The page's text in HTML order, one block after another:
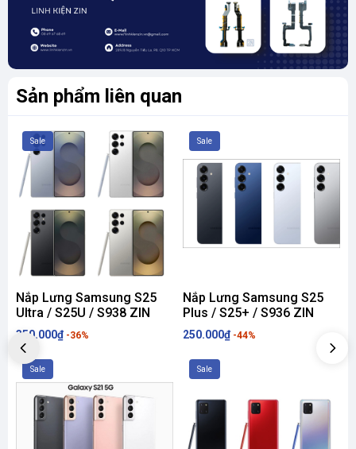
Đẹp như Mới!
Sản phẩm liên quan
Sale
Nắp Lưng Samsung S25
Ultra / S25U / S938 ZIN
350.000₫ -36%
Sale
Nắp Lưng Samsung S25
Plus / S25+ / S936 ZIN
250.000₫ -44%
Sale Sale